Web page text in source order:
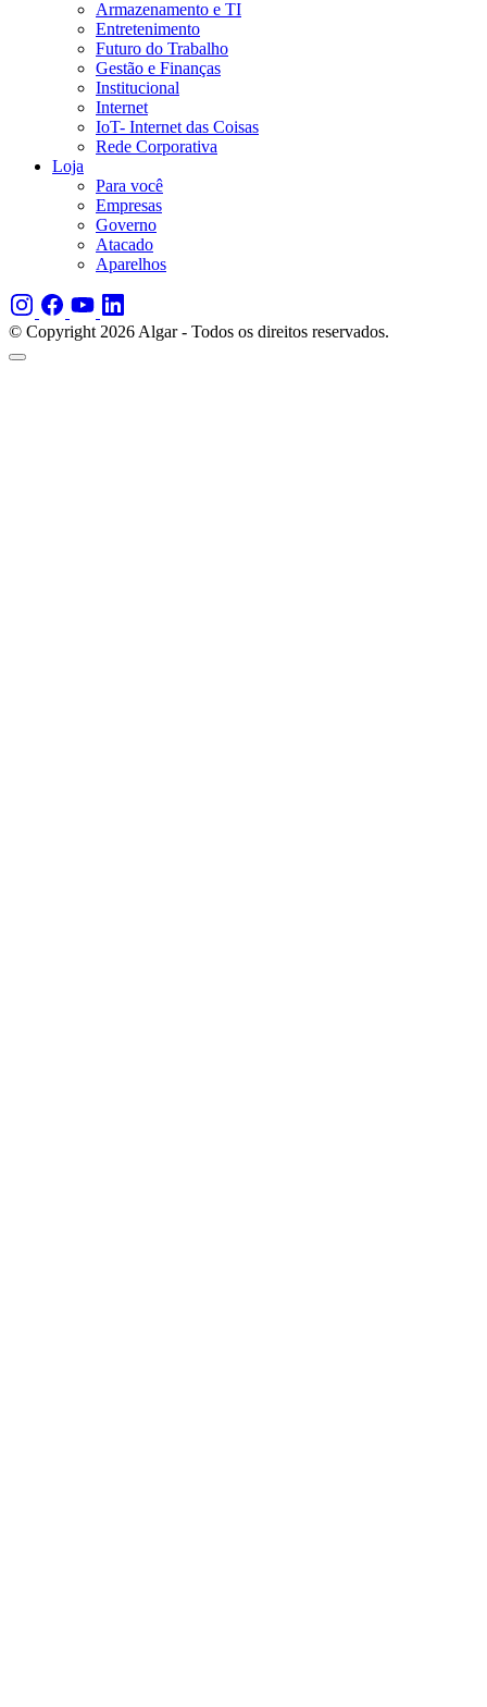
Armazenamento e TI
Entretenimento
Futuro do Trabalho
Gestão e Finanças
Institucional
Internet
IoT- Internet das Coisas
Rede Corporativa
Loja
Para você
Empresas
Governo
Atacado
Aparelhos
© Copyright 2026 Algar - Todos os direitos reservados.